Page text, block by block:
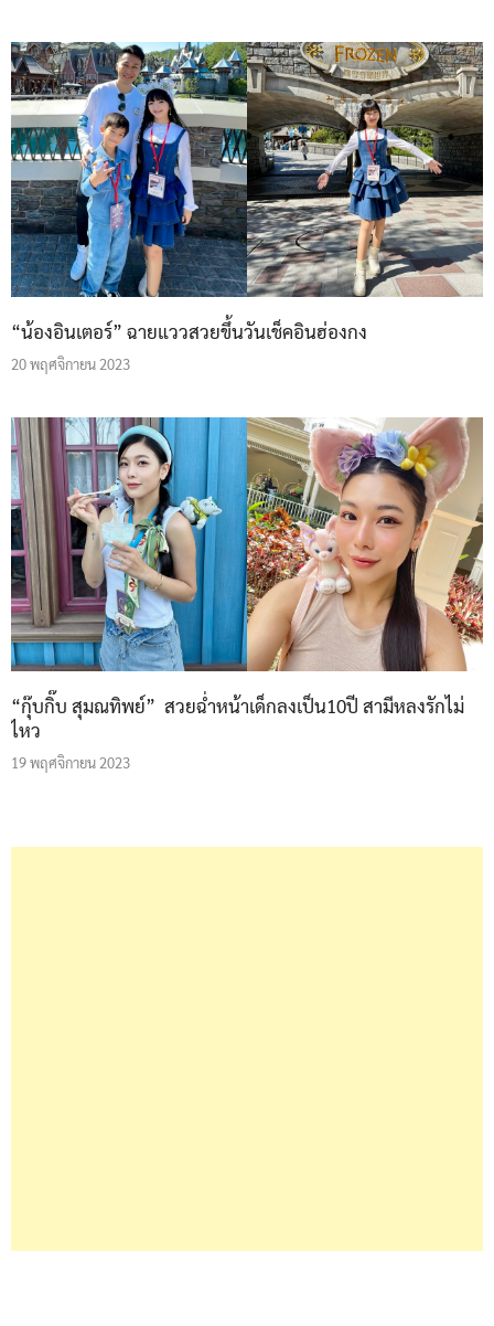
“น้องอินเตอร์” ฉายแววสวยขึ้นวันเช็คอินฮ่องกง
20 พฤศจิกายน 2023
“กุ๊บกิ๊บ สุมณทิพย์” สวยฉ่ำหน้าเด็กลงเป็น10ปี สามีหลงรักไม่
ไหว
19 พฤศจิกายน 2023